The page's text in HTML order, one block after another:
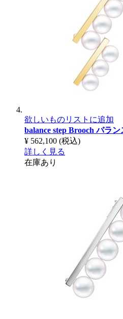
欲しいものリストに追加
balance step Broochバラン
¥ 562,100 (税込)
詳しく見る
在庫あり